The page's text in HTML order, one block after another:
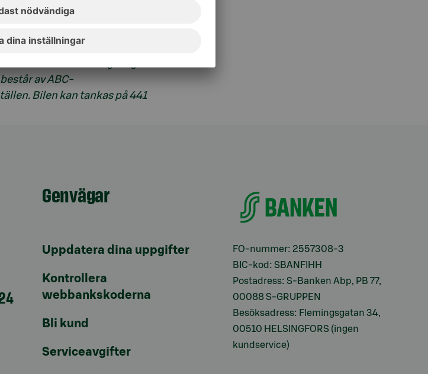
S-Banken har
smidig och
modernt och mångsidigt
av ABC-
Bilen kan tankas på 441
Genvägar
Uppdatera dina uppgifter
Kontrollera
webbankskoderna
Bli kund
Serviceavgifter
FO-nummer: 2557308-3
BIC-kod: SBANFIHH
Postadress: S-Banken Abp, PB 77,
00088 S-GRUPPEN
Besöksadress: Flemingsgatan 34,
00510 HELSINGFORS (ingen
kundservice)